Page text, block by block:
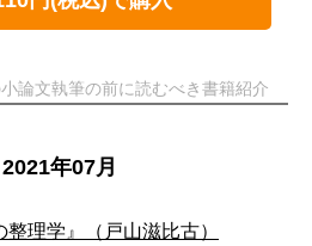
論文執筆の前に読むべき書籍紹介
2021年07月
整理学』（戸山滋比古）